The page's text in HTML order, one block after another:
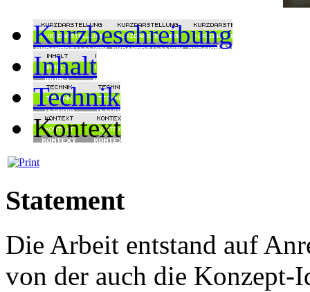
Kurzbeschreibung
Inhalt
Technik
Kontext
Statement
Die Arbeit entstand auf
von der auch die Konzept-